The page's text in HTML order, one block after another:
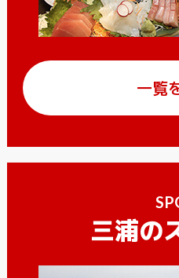
一覧
三浦の